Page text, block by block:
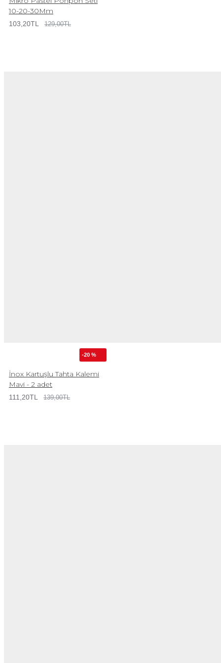
10-20-30Mm
103,20TL 129,00TL
-20 %
İnox Kartuşlu Tahta Kalemi
Mavi - 2 adet
111,20TL 139,00TL